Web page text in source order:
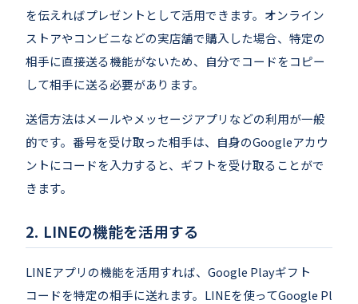
を伝えればプレゼントとして活用できます。オンライン
ストアやコンビニなどの実店舗で購入した場合、特定の
相手に直接送る機能がないため、自分でコードをコピー
して相手に送る必要があります。
送信方法はメールやメッセージアプリなどの利用が一般
的です。番号を受け取った相手は、自身のGoogleアカウ
ントにコードを入力すると、ギフトを受け取ることがで
きます。
LINEの機能を活用する
LINEアプリの機能を活用すれば、Google Playギフト
コードを特定の相手に送れます。LINEを使ってGoogle Pl